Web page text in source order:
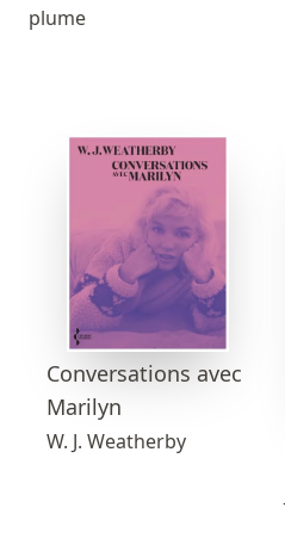
plume
Conversations avec
Marilyn
W. J. Weatherby